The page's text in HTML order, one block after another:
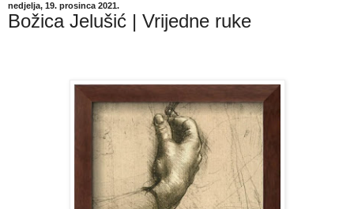
nedjelja, 19. prosinca 2021.
Božica Jelušić | Vrijedne ruke